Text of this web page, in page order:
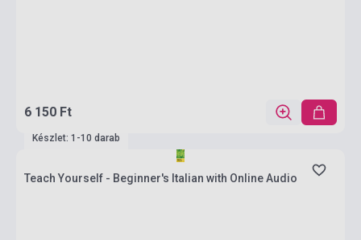
6 150 Ft
Készlet: 1-10 darab
Teach Yourself - Beginner's Italian with Online Audio